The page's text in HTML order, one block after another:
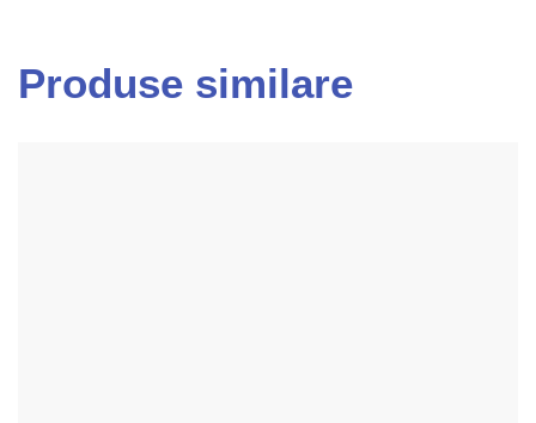
Produse similare